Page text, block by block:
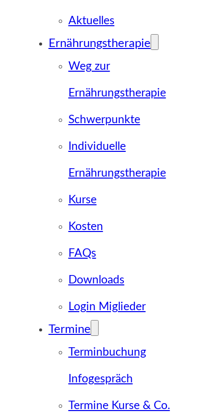
Aktuelles
Ernährungstherapie
Weg zur
Ernährungstherapie
Schwerpunkte
Individuelle
Ernährungstherapie
Kurse
Kosten
FAQs
Downloads
Login Miglieder
Termine
Terminbuchung
Infogespräch
Termine Kurse & Co.